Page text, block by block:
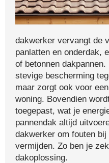
dakwerker vervangt de
panlatten en onderdak,
of betonnen
stevige bescherming
maar zorgt ook voor
woning. Bovendien
toegepast, wat je
pannendak altijd
dakwerker om fouten
vermijden. Zo ben je
dakoplossing.